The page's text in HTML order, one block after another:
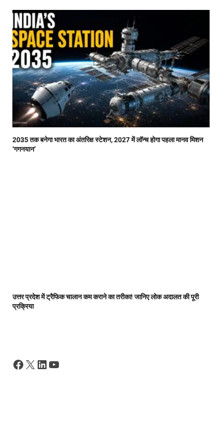
2035 तक बनेगा भारत का अंतरिक्ष स्टेशन, 2027 में लॉन्च होगा पहला मानव मिशन
‘गगनयान’
उत्तर प्रदेश में ट्रैफिक चालान कम कराने का तरीका! जानिए लोक अदालत की पूरी
प्रक्रिया
Facebook
X LinkedIn
YouTube